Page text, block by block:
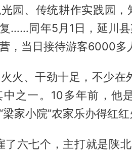
园、传统耕作实践园，
……同年5月1日，延川
，当日接待游客6000多
火、干劲十足，不少
之一。10多年前，他
家小院”农家乐办得红红
了六七个，主打就是陕